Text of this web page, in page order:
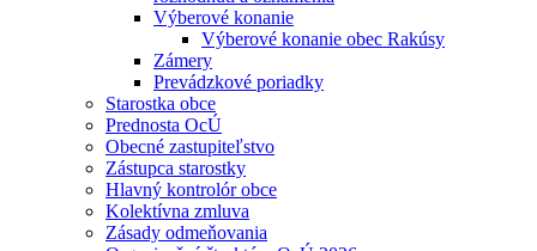
Výberové konanie
Výberové konanie obec Rakúsy
Zámery
Prevádzkové poriadky
Starostka obce
Prednosta OcÚ
Obecné zastupiteľstvo
Zástupca starostky
Hlavný kontrolór obce
Kolektívna zmluva
Zásady odmeňovania